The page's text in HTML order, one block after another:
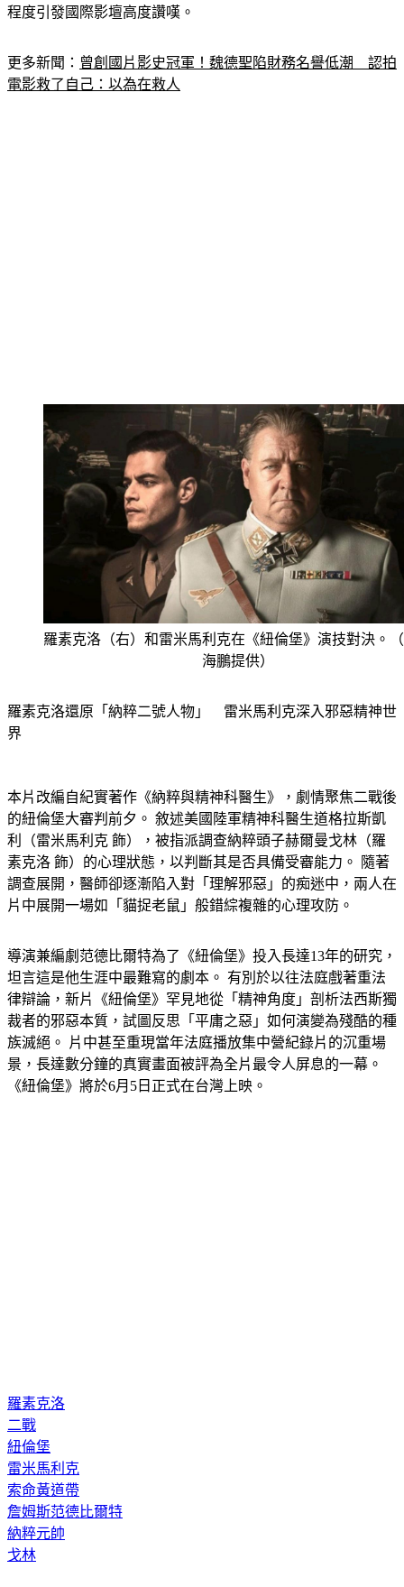
電影救了自己：以為在救人
羅素克洛（右）和雷米馬利克在《紐倫堡》演技對決。
海鵬提供）
界
的紐倫堡大審判前夕。 敘述美國陸軍精神科醫生道格拉斯凱
利（雷米馬利克 飾），被指派調查納粹頭子赫爾曼戈林（羅
素克洛 飾）的心理狀態，以判斷其是否具備受審能力。 隨著
調查展開，醫師卻逐漸陷入對「理解邪惡」的痴迷中，兩人在
片中展開一場如「貓捉老鼠」般錯綜複雜的心理攻防。
坦言這是他生涯中最難寫的劇本。 有別於以往法庭戲著重法
律辯論，新片《紐倫堡》罕見地從「精神角度」剖析法西斯獨
裁者的邪惡本質，試圖反思「平庸之惡」如何演變為殘酷的種
族滅絕。 片中甚至重現當年法庭播放集中營紀錄片的沉重場
景，長達數分鐘的真實畫面被評為全片最令人屏息的一幕。
《紐倫堡》將於6月5日正式在台灣上映。
二戰
紐倫堡
雷米馬利克
索命黃道帶
詹姆斯范德比爾特
納粹元帥
戈林